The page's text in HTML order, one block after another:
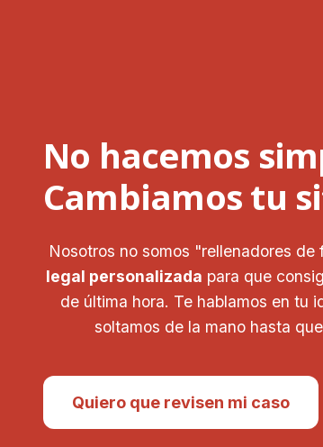
No hacemos
Cambiamos tu
Nosotros no somos "rellenadores de
legal personalizada para que
de última hora. Te hablamos en tu
soltamos de la mano hasta
Quiero que revisen mi caso